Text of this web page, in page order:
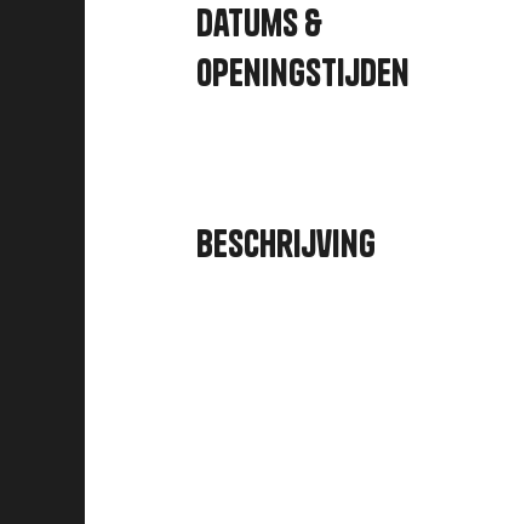
Datums &
openingstijden
Beschrijving